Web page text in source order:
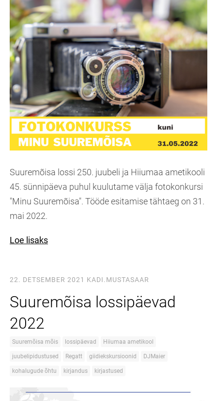
Suuremõisa lossi 250. juubeli ja Hiiumaa ametikooli
45. sünnipäeva puhul kuulutame välja fotokonkursi
"Minu Suuremõisa". Tööde esitamise tähtaeg on 31.
mai 2022.
Loe lisaks
22. DETSEMBER 2021 KADI.MUSTASAAR
Suuremõisa lossipäevad
2022
Suuremõisa mõis lossipäevad Hiiumaa ametikool
juubelipidustused Regatt giidiekskursioonid DJMaier
kohalugude õhtu kirjandus kirjastused